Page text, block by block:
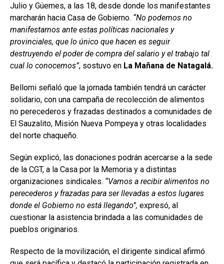
Julio y Güemes, a las 18, desde donde los manifestantes
marcharán hacia Casa de Gobierno. “No podemos no
manifestarnos ante estas políticas nacionales y
provinciales, que lo único que hacen es seguir
destruyendo el poder de compra del salario y el trabajo tal
cual lo conocemos”, sostuvo en La Mañana de Natagalá.
Bellomi señaló que la jornada también tendrá un carácter
solidario, con una campaña de recolección de alimentos
no perecederos y frazadas destinados a comunidades de
El Sauzalito, Misión Nueva Pompeya y otras localidades
del norte chaqueño.
Según explicó, las donaciones podrán acercarse a la sede
de la CGT, a la Casa por la Memoria y a distintas
organizaciones sindicales. “Vamos a recibir alimentos no
perecederos y frazadas para ser llevadas a estos lugares
donde el Gobierno no está llegando”, expresó, al
cuestionar la asistencia brindada a las comunidades de
pueblos originarios.
Respecto de la movilización, el dirigente sindical afirmó